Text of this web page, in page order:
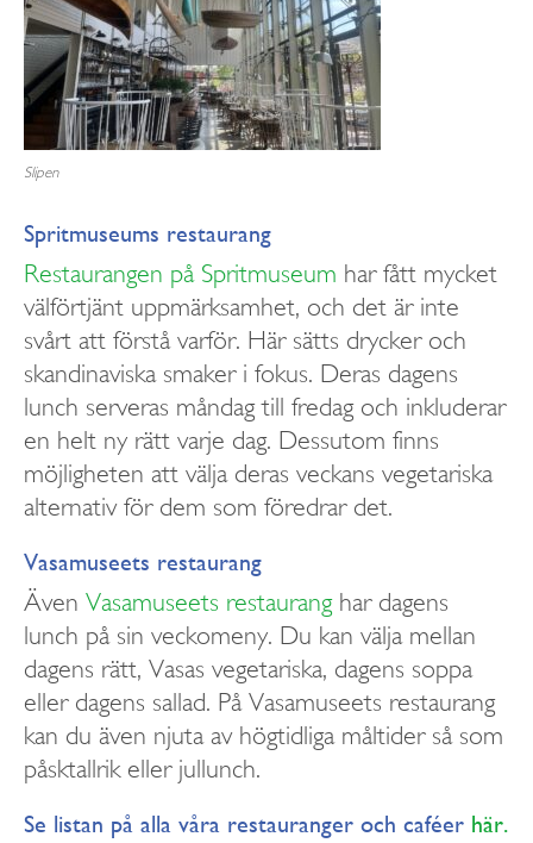
Slipen
Spritmuseums restaurang
Restaurangen på Spritmuseum har fått mycket
välförtjänt uppmärksamhet, och det är inte
svårt att förstå varför. Här sätts drycker och
skandinaviska smaker i fokus. Deras dagens
lunch serveras måndag till fredag och inkluderar
en helt ny rätt varje dag. Dessutom finns
möjligheten att välja deras veckans vegetariska
alternativ för dem som föredrar det.
Vasamuseets restaurang
Även Vasamuseets restauranghar dagens
lunch på sin veckomeny. Du kan välja mellan
dagens rätt, Vasas vegetariska, dagens soppa
eller dagens sallad. På Vasamuseets restaurang
kan du även njuta av högtidliga måltider så som
påsktallrik eller jullunch.
Se listan på alla våra restauranger och caféer här.